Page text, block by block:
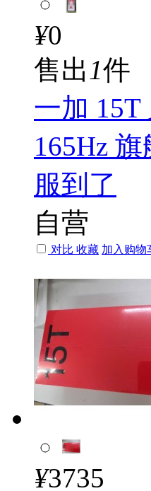
¥0
售出1件
一加
165Hz
服到了
自营
对比 收藏 加入购物
¥3735